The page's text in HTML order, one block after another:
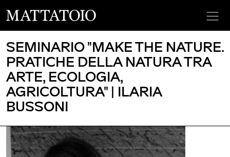
SEMINARIO "MAKE THE NATURE.
PRATICHE DELLA NATURA TRA
ARTE, ECOLOGIA,
AGRICOLTURA" | ILARIA
BUSSONI